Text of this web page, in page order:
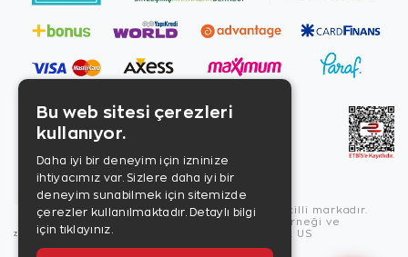
Copyright © 2026, Zen Diamond tescilli markadır.
Zen Diamond Birleşmiş Markalar Derneği ve
Turquality Destek Programı üyesidir. US
Bu web sitesi çerezleri
kullanıyor.
Daha iyi bir deneyim için izninize
ihtiyacımız var. Sizlere daha iyi bir
deneyim sunabilmek için sitemizde
çerezler kullanılmaktadır. Detaylı bilgi
için tıklayınız.